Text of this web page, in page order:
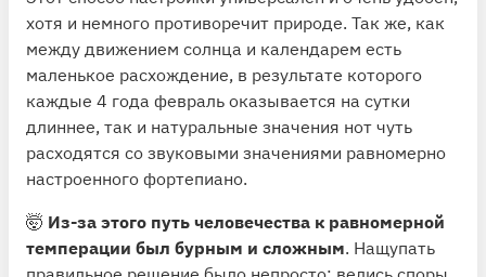
хотя и немного противоречит природе. Так же, как
между движением солнца и календарем есть
маленькое расхождение, в результате которого
каждые 4 года февраль оказывается на сутки
длиннее, так и натуральные значения нот чуть
расходятся со звуковыми значениями равномерно
настроенного фортепиано.
🤯 Из-за этого путь человечества к равномерной
темперации был бурным и сложным. Нащупать